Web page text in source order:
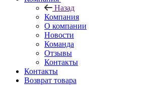
Назад
Компания
О компании
Новости
Команда
Отзывы
Контакты
Контакты
Возврат товара